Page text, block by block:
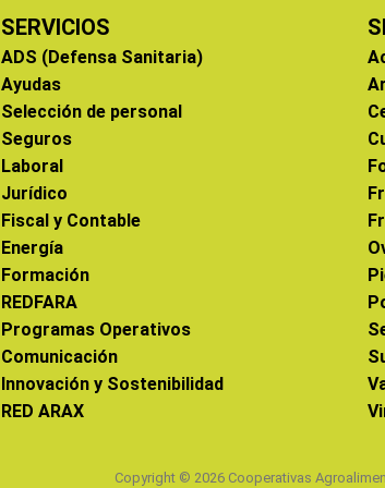
SERVICIOS
ADS (Defensa Sanitaria)
Ayudas
Selección de personal
Seguros
Laboral
Jurídico
Fiscal y Contable
Energía
Formación
REDFARA
Programas Operativos
Comunicación
Innovación y Sostenibilidad
RED ARAX
Copyright © 2026 Cooperativas